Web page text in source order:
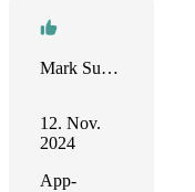
Mark Sutherland
12. Nov.
2024
App-